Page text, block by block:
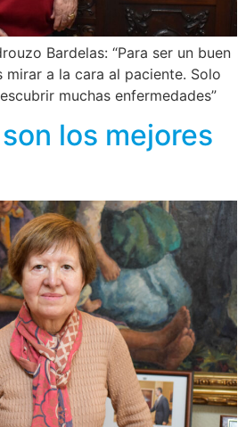
Bardelas: “Para ser un buen
a la cara al paciente. Solo
muchas enfermedades”
los mejores